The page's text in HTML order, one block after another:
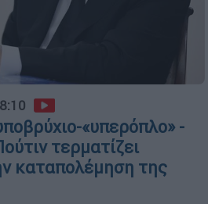
«υπερόπλο» -
τερματίζει
καταπολέμηση της